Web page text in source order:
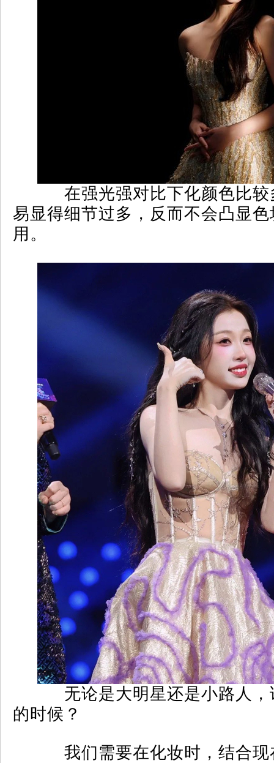
在强光强对比下化颜色比较
易显得细节过多，反而不会凸显
用。
无论是大明星还是小路人，
的时候？
我们需要在化妆时，结合现